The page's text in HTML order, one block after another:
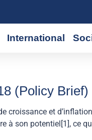
International
(Policy Brief)
croissance et
à son potentiel[1], ce